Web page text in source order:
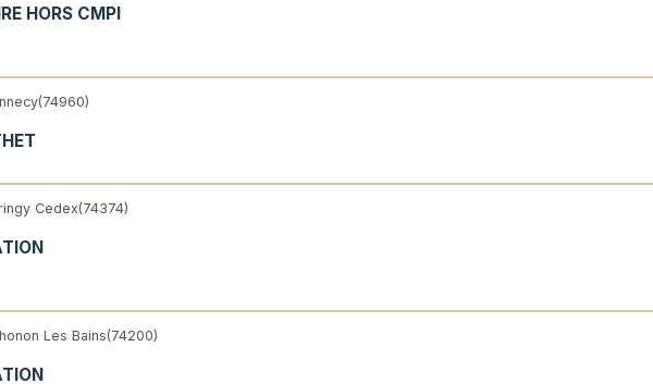
HORS CMPI
(74960)
Cedex(74374)
Les Bains(74200)